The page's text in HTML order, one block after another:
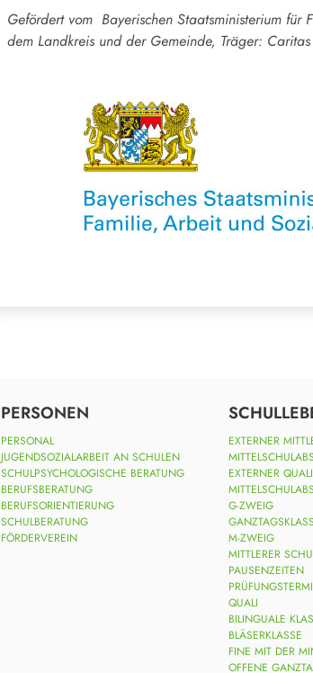
Gefördert vom Bayerischen Staatsministerium für
dem Landkreis und der Gemeinde, Träger:
PERSONEN
PERSONAL
JUGENDSOZIALARBEIT AN SCHULEN
SCHULPSYCHOLOGISCHE BERATUNG
BERUFSBERATUNG
BERUFSORIENTIERUNG
SCHULBERATUNG
FÖRDERVEREIN
EXTERNER
EXTERNER
G-ZWEIG
M-ZWEIG
MITTLERER
PAUSENZEITEN
QUALI
BILINGUALE
BLÄSERKLASSE
FINE MIT DER
OFFENE